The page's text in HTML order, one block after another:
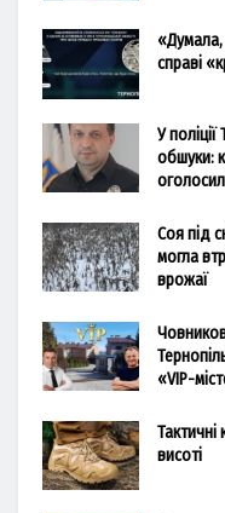
справі
У
обшуки:
Соя під
могла
врожаї
«VIP-
Тактичні
висоті